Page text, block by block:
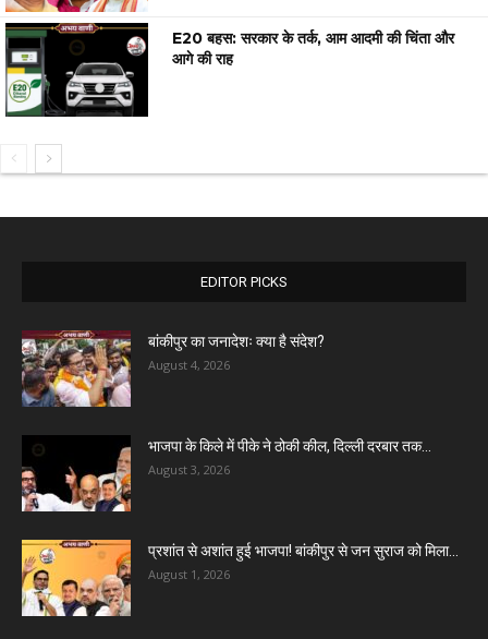
E20 बहस: सरकार के तर्क, आम आदमी की चिंता और
आगे की राह
EDITOR PICKS
बांकीपुर का जनादेशः क्या है संदेश?
August 4, 2026
भाजपा के किले में पीके ने ठोकी कील, दिल्ली दरबार तक...
August 3, 2026
प्रशांत से अशांत हुई भाजपा! बांकीपुर से जन सुराज को मिला...
August 1, 2026